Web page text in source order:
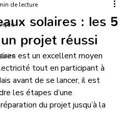
solaires : les 5
projet réussi
de lecture
est un excellent moyen
tout en participant à
avant de se lancer, il est
les étapes d’une
du projet jusqu’à la